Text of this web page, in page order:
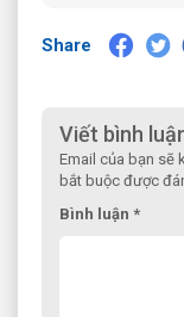
Share
Viết bình
Email của bạn sẽ
bắt buộc được
Bình luận *